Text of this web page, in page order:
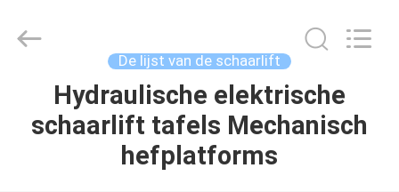
HUIS
PRODUCTEN
LTD.
De lijst van de schaarlift
Hydraulische elektrische
schaarlift tafels Mechanisch
hefplatforms